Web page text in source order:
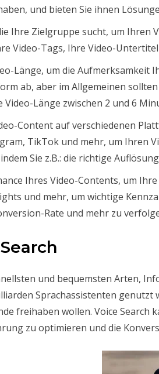
und bieten Sie ihnen
Ihre Zielgruppe sucht, um Ihren
Video-Tags, Ihre Video-
Länge, um die Aufmerksamkeit
ab, aber im Allgemeinen
Video-Länge zwischen 2 und 6
Content auf verschiedenen
TikTok und mehr, um Ihren
Sie z.B.: die richtige
Ihres Video-Contents, um
und mehr, um wichtige
Rate und mehr zu
und bequemsten Arten,
Sprachassistenten
freihaben wollen. Voice
zu optimieren und die